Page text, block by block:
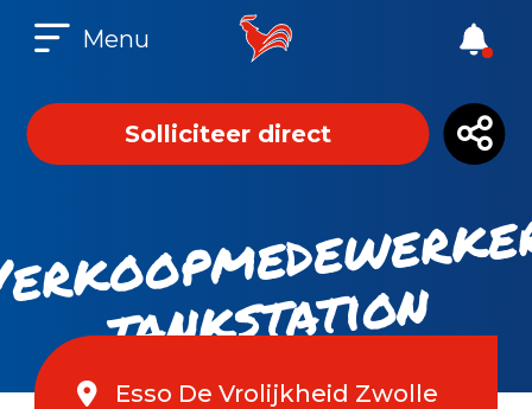
Menu
Solliciteer direct
n
Esso De Vrolijkheid Zwolle